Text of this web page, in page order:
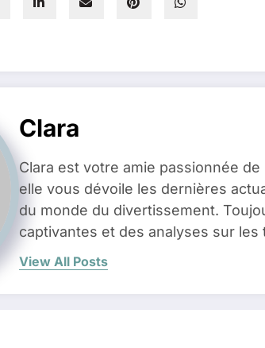
Clara
Clara est votre amie passionnée
elle vous dévoile les dernières
du monde du divertissement.
captivantes et des analyses sur
View All Posts